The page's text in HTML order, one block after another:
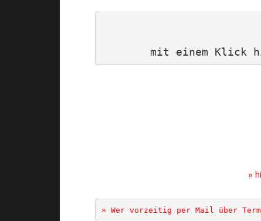
mit einem Klick
»
» Wer vorzeitig per Mail über